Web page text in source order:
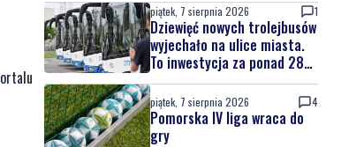
piątek, 7 sierpnia 2026 1
Dziewięć nowych trolejbusów
wyjechało na ulice miasta.
To inwestycja za ponad 28
mln zł
piątek, 7 sierpnia 2026 4
Pomorska IV liga wraca do
gry